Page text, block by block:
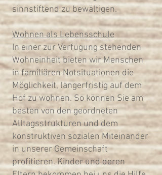
sinnstiftend zu bewältigen.
Wohnen als Lebensschule
In einer zur Verfügung stehenden
Wohneinheit bieten wir Menschen
in familiären Notsituationen die
Möglichkeit, längerfristig auf dem
Hof zu wohnen. So können Sie am
besten von den geordneten
Alltagsstrukturen und dem
konstruktiven sozialen Miteinander
in unserer Gemeinschaft
profitieren. Kinder und deren